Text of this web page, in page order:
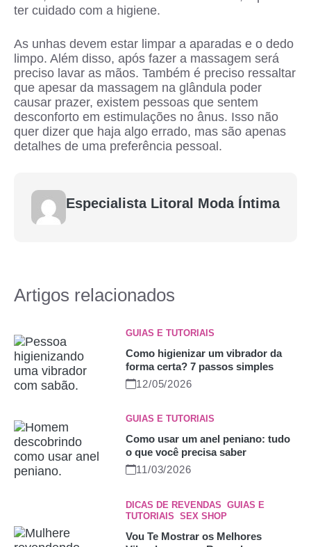
ter cuidado com a higiene.
As unhas devem estar limpar a aparadas e o dedo
limpo. Além disso, após fazer a massagem será
preciso lavar as mãos. Também é preciso ressaltar
que apesar da massagem na glândula poder
causar prazer, existem pessoas que sentem
desconforto em estimulações no ânus. Isso não
quer dizer que haja algo errado, mas são apenas
detalhes de uma preferência pessoal.
Especialista Litoral Moda Íntima
Artigos relacionados
GUIAS E TUTORIAIS
Como higienizar um vibrador da
forma certa? 7 passos simples
12/05/2026
GUIAS E TUTORIAIS
Como usar um anel peniano: tudo
o que você precisa saber
11/03/2026
DICAS DE REVENDAS GUIAS E
TUTORIAIS SEX SHOP
Vou Te Mostrar os Melhores